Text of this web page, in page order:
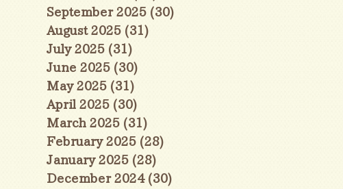
September 2025 (30)
August 2025 (31)
July 2025 (31)
June 2025 (30)
May 2025 (31)
April 2025 (30)
March 2025 (31)
February 2025 (28)
January 2025 (28)
December 2024 (30)